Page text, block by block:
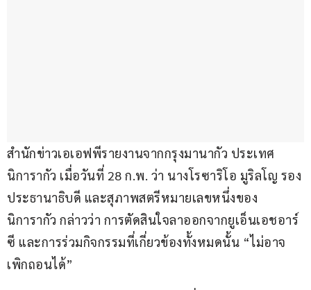
สำนักข่าวเอเอฟพีรายงานจากกรุงมานากัว ประเทศ
นิการากัว เมื่อวันที่ 28 ก.พ. ว่า นางโรซาริโอ มูริลโญ รอง
ประธานาธิบดี และสุภาพสตรีหมายเลขหนึ่งของ
นิการากัว กล่าวว่า การตัดสินใจลาออกจากยูเอ็นเอชอาร์
ซี และการร่วมกิจกรรมที่เกี่ยวข้องทั้งหมดนั้น “ไม่อาจ
เพิกถอนได้”